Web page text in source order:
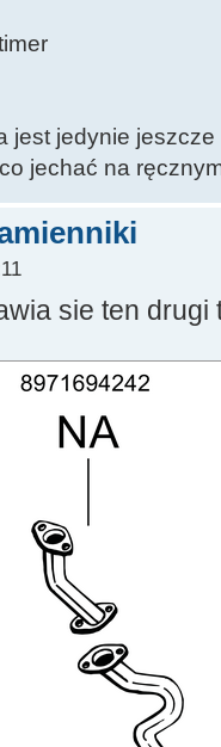
jest jedynie jeszcze
jechać na
sie ten drugi